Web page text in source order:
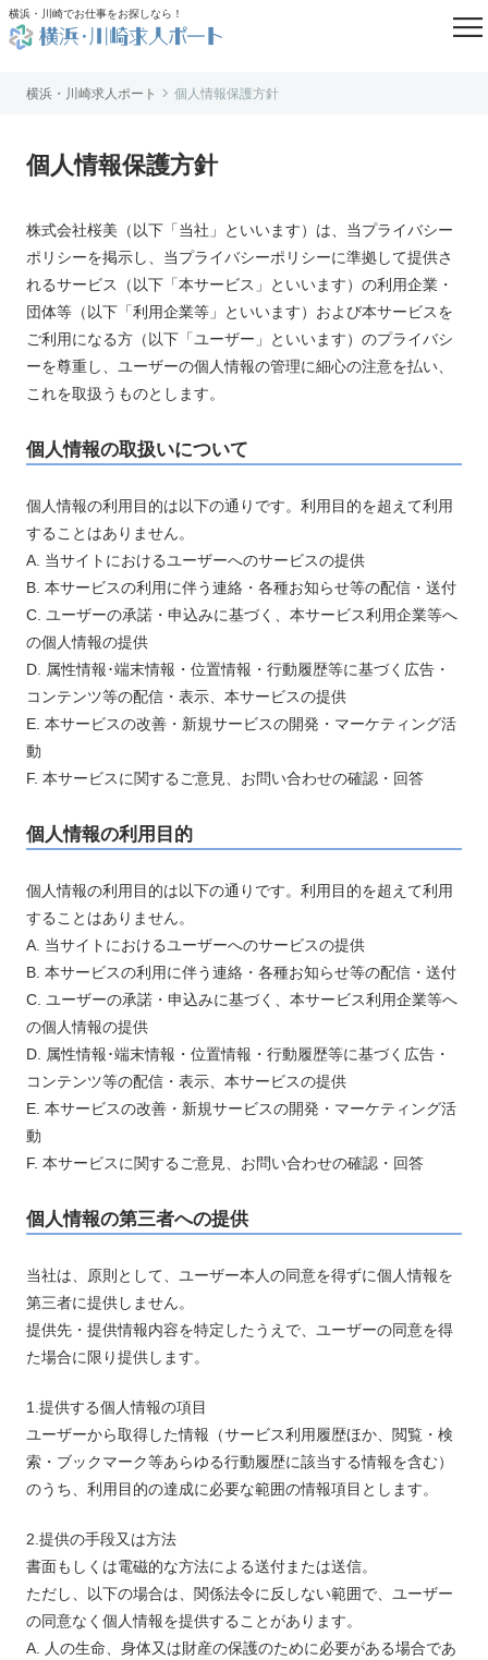
横浜・川崎でお仕事をお探しなら！ 
はじめての方へ
転職お役立ち情報
運営会社案内
個人情報保護方針
利用規約
お知らせ
お問い合わせ
受付時間 / 平日 9:00～17:00
0120-003-213 無料お仕事相談
横浜・川崎求人ポート  個人情報保護方針
個人情報保護方針
株式会社桜美（以下「当社」といいます）は、当プライバシー
ポリシーを掲示し、当プライバシーポリシーに準拠して提供さ
れるサービス（以下「本サービス」といいます）の利用企業・
団体等（以下「利用企業等」といいます）および本サービスを
ご利用になる方（以下「ユーザー」といいます）のプライバシ
ーを尊重し、ユーザーの個人情報の管理に細心の注意を払い、
これを取扱うものとします。
個人情報の取扱いについて
個人情報の利用目的は以下の通りです。利用目的を超えて利用
することはありません。
A. 当サイトにおけるユーザーへのサービスの提供
B. 本サービスの利用に伴う連絡・各種お知らせ等の配信・送付
C. ユーザーの承諾・申込みに基づく、本サービス利用企業等へ
の個人情報の提供
D. 属性情報･端末情報・位置情報・行動履歴等に基づく広告・
コンテンツ等の配信・表示、本サービスの提供
E. 本サービスの改善・新規サービスの開発・マーケティング活
動
F. 本サービスに関するご意見、お問い合わせの確認・回答
個人情報の利用目的
個人情報の利用目的は以下の通りです。利用目的を超えて利用
することはありません。
A. 当サイトにおけるユーザーへのサービスの提供
B. 本サービスの利用に伴う連絡・各種お知らせ等の配信・送付
C. ユーザーの承諾・申込みに基づく、本サービス利用企業等へ
の個人情報の提供
D. 属性情報･端末情報・位置情報・行動履歴等に基づく広告・
コンテンツ等の配信・表示、本サービスの提供
E. 本サービスの改善・新規サービスの開発・マーケティング活
動
F. 本サービスに関するご意見、お問い合わせの確認・回答
個人情報の第三者への提供
当社は、原則として、ユーザー本人の同意を得ずに個人情報を
第三者に提供しません。
提供先・提供情報内容を特定したうえで、ユーザーの同意を得
た場合に限り提供します。
1.提供する個人情報の項目
ユーザーから取得した情報（サービス利用履歴ほか、閲覧・検
索・ブックマーク等あらゆる行動履歴に該当する情報を含む）
のうち、利用目的の達成に必要な範囲の情報項目とします。
2.提供の手段又は方法
書面もしくは電磁的な方法による送付または送信。
ただし、以下の場合は、関係法令に反しない範囲で、ユーザー
の同意なく個人情報を提供することがあります。
A. 人の生命、身体又は財産の保護のために必要がある場合であ